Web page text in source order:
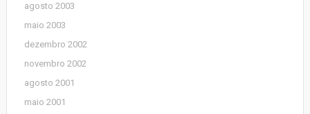
agosto 2003
maio 2003
dezembro 2002
novembro 2002
agosto 2001
maio 2001